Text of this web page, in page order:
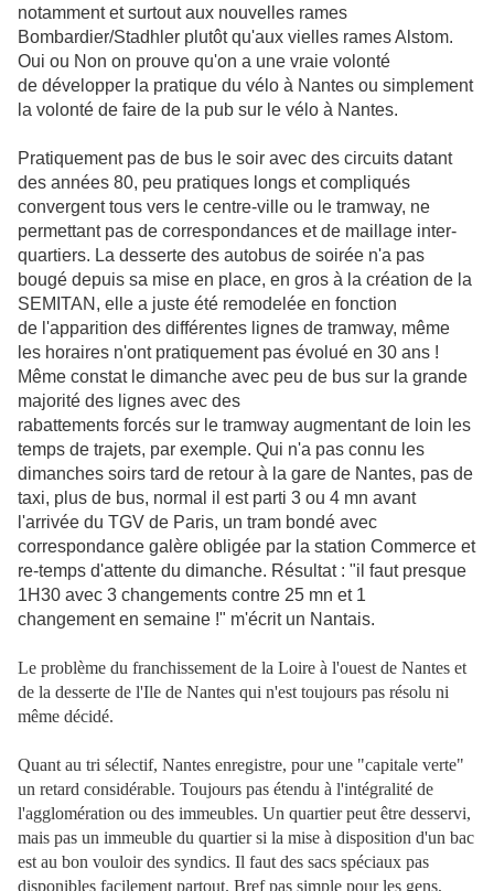
notamment et surtout aux nouvelles rames
Bombardier/Stadhler plutôt qu'aux vielles rames Alstom.
Oui ou Non on prouve qu'on a une vraie volonté
de développer la pratique du vélo à Nantes ou simplement
la volonté de faire de la pub sur le vélo à Nantes.
Pratiquement pas de bus le soir avec des circuits datant
des années 80, peu pratiques longs et compliqués
convergent tous vers le centre-ville ou le tramway, ne
permettant pas de correspondances et de maillage inter-
quartiers. La desserte des autobus de soirée n'a pas
bougé depuis sa mise en place, en gros à la création de la
SEMITAN, elle a juste été remodelée en fonction
de l'apparition des différentes lignes de tramway, même
les horaires n'ont pratiquement pas évolué en 30 ans !
Même constat le dimanche avec peu de bus sur la grande
majorité des lignes avec des
rabattements forcés sur le tramway augmentant de loin les
temps de trajets, par exemple. Qui n'a pas connu les
dimanches soirs tard de retour à la gare de Nantes, pas de
taxi, plus de bus, normal il est parti 3 ou 4 mn avant
l'arrivée du TGV de Paris, un tram bondé avec
correspondance galère obligée par la station Commerce et
re-temps d'attente du dimanche. Résultat : "il faut presque
1H30 avec 3 changements contre 25 mn et 1
changement en semaine !" m'écrit un Nantais.
Le problème du franchissement de la Loire à l'ouest de Nantes et
de la desserte de l'Ile de Nantes qui n'est toujours pas résolu ni
même décidé.
Quant au tri sélectif, Nantes enregistre, pour une "capitale verte"
un retard considérable. Toujours pas étendu à l'intégralité de
l'agglomération ou des immeubles. Un quartier peut être desservi,
mais pas un immeuble du quartier si la mise à disposition d'un bac
est au bon vouloir des syndics. Il faut des sacs spéciaux pas
disponibles facilement partout. Bref pas simple pour les gens,